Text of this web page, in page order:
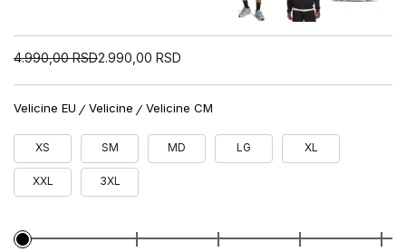
4.990,00 RSD2.990,00 RSD
Velicine EU Velicine Velicine CM
XS SM MD LG XL
XXL 3XL